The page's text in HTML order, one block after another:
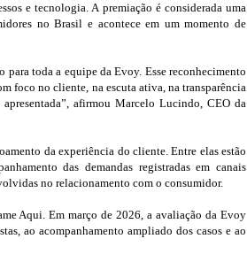
e tecnologia. A premiação é considerada uma
no Brasil e acontece em um momento de
toda a equipe da Evoy. Esse reconhecimento
foco no cliente, na escuta ativa, na transparência
afirmou Marcelo Lucindo, CEO da
da experiência do cliente. Entre elas estão
das demandas registradas em canais
no relacionamento com o consumidor.
Aqui. Em março de 2026, a avaliação da Evoy
ao acompanhamento ampliado dos casos e ao